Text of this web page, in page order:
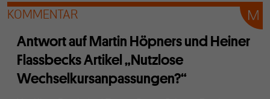
KOMMENTAR
Antwort auf Martin Höpners und Heiner
Flassbecks Artikel „Nutzlose
Wechselkursanpassungen?“